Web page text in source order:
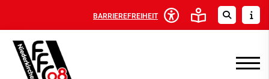
BARRIEREFREIHEIT